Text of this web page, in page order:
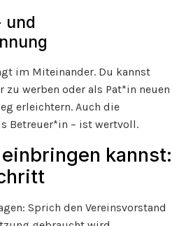
und
im Miteinander. Du kannst
zu werben oder als Pat*in neuen
erleichtern. Auch die
Betreuer*in – ist wertvoll.
kannst:
Sprich den Vereinsvorstand